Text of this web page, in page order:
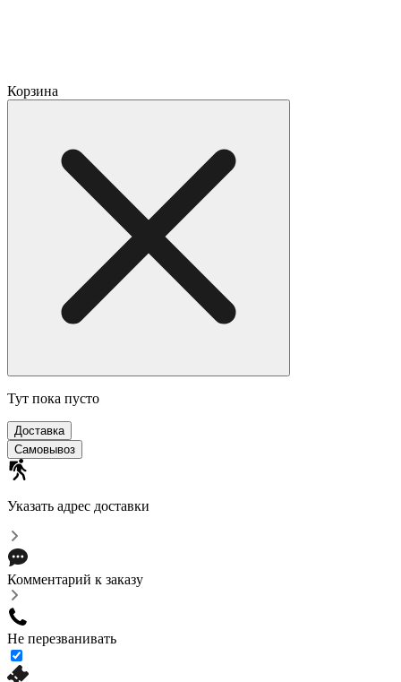
Корзина
Тут пока пусто
Доставка
Cамовывоз
Указать адрес доставки
Комментарий к заказу
Не перезванивать